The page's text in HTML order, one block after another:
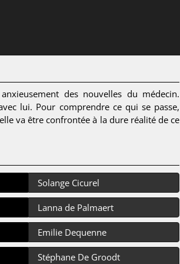
des nouvelles du médecin.
lui. Pour comprendre ce qui se passe,
va être confrontée à la dure réalité de ce
Solange Cicurel
Lanna de Palmaert
Emilie Dequenne
Stéphane De Groodt